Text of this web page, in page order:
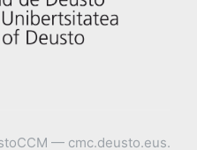
— cmc.deusto.eus.